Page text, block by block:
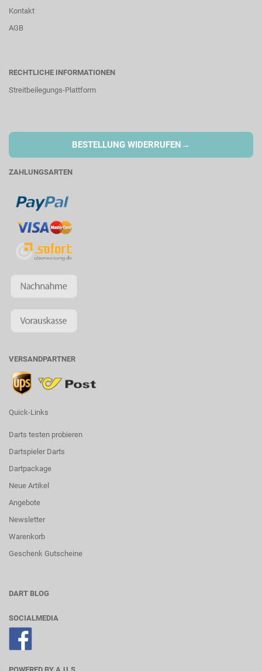
Kontakt
AGB
RECHTLICHE INFORMATIONEN
Streitbeilegungs-Plattform
BESTELLUNG WIDERRUFEN →
ZAHLUNGSARTEN
VERSANDPARTNER
Quick-Links
Darts testen probieren
Dartspieler Darts
Dartpackage
Neue Artikel
Angebote
Newsletter
Warenkorb
Geschenk Gutscheine
DART BLOG
SOCIALMEDIA